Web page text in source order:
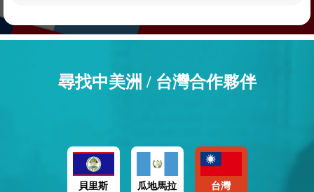
尋找中美洲 / 台灣合作夥伴
貝里斯 瓜地馬拉 台灣